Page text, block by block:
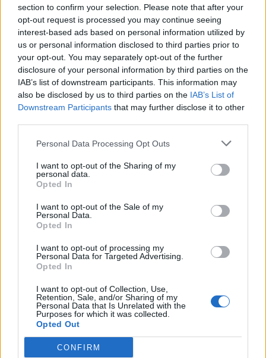
section to confirm your selection. Please note that after your
opt-out request is processed you may continue seeing
interest-based ads based on personal information utilized by
us or personal information disclosed to third parties prior to
your opt-out. You may separately opt-out of the further
disclosure of your personal information by third parties on the
IAB’s list of downstream participants. This information may
also be disclosed by us to third parties on the IAB’s List of
Downstream Participants that may further disclose it to other
Personal Data Processing Opt Outs
I want to opt-out of the Sharing of my
personal data.
Opted In
I want to opt-out of the Sale of my
Personal Data.
Opted In
I want to opt-out of processing my
Personal Data for Targeted Advertising.
Opted In
I want to opt-out of Collection, Use,
Retention, Sale, and/or Sharing of my
Personal Data that Is Unrelated with the
Purposes for which it was collected.
Opted Out
CONFIRM
Hasznos
Impresszum
Szerzői jogok
Adatvédelmi tájékoztató
Székely Hírmondó archívuma
Médiaajánlat
Látogatottsági adatok
Sütibeállítások
Médiatér
Székely Sport
Liget
Krónika